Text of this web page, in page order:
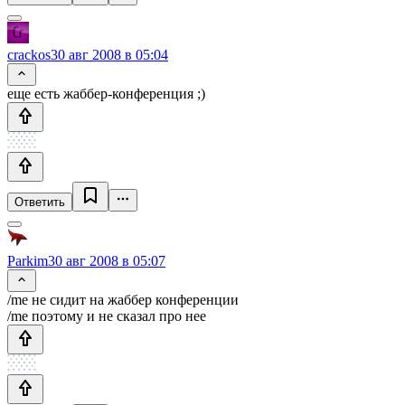
crackos30 авг 2008 в 05:04
еще есть жаббер-конференция ;)
Ответить
Parkim30 авг 2008 в 05:07
/me не сидит на жаббер конференции
/me поэтому и не сказал про нее